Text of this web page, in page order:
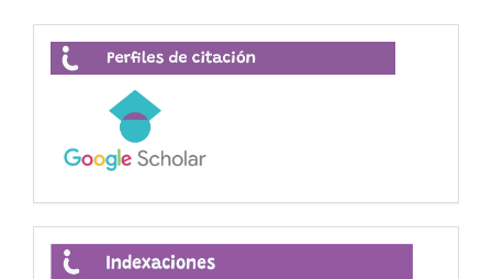
Perfiles
citación
Indexaciones